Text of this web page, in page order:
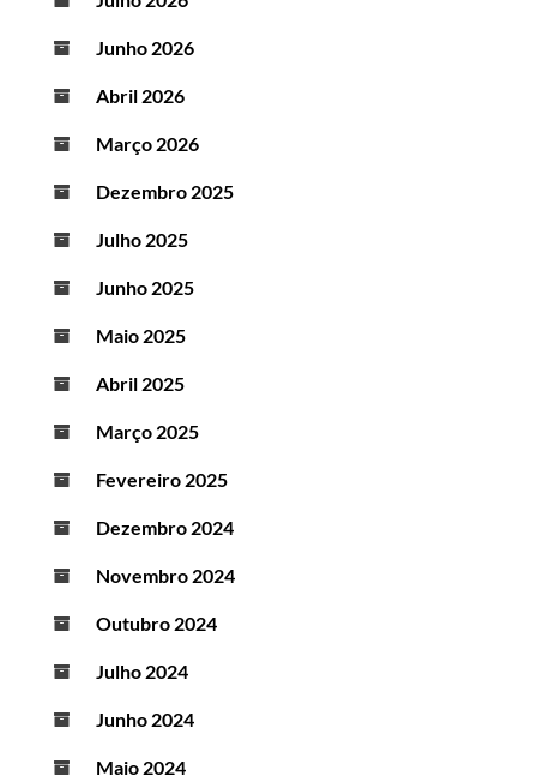
Junho 2026
Abril 2026
Março 2026
Dezembro 2025
Julho 2025
Junho 2025
Maio 2025
Abril 2025
Março 2025
Fevereiro 2025
Dezembro 2024
Novembro 2024
Outubro 2024
Julho 2024
Junho 2024
Maio 2024